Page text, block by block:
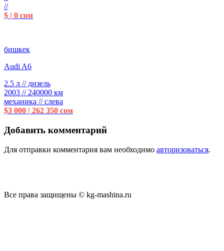
//
$ | 0 сом
бишкек
Audi A6
2.5 л // дизель
2003 // 240000 км
механика // слева
$3 000 | 262 350 сом
Добавить комментарий
Для отправки комментария вам необходимо авторизоваться.
Все права защищены © kg-mashina.ru